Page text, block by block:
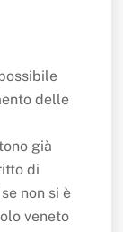
delle
già
di
non si è
veneto